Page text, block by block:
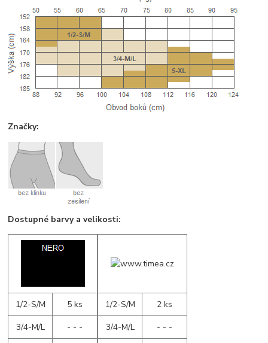
Značky:
Dostupné barvy a velikosti:
1/2-S/M
5 ks
3/4-M/L
- - -
1/2-S/M
2 ks
3/4-M/L
- - -